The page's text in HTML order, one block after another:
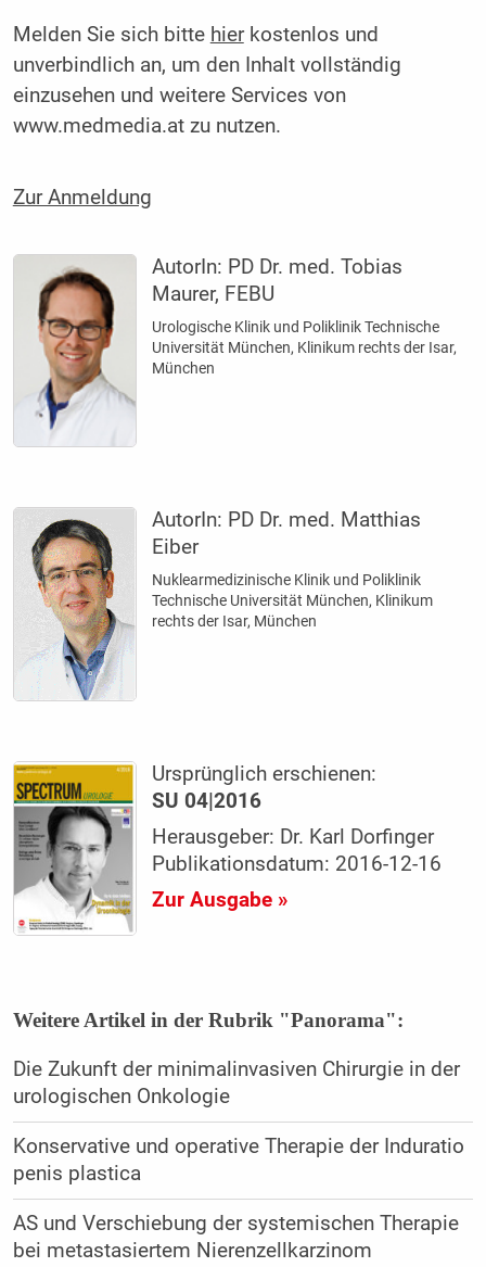
Melden Sie sich bitte hierkostenlos und
unverbindlich an, um den Inhalt vollständig
einzusehen und weitere Services von
www.medmedia.at zu nutzen.
Zur Anmeldung
AutorIn: PD Dr. med. Tobias
Maurer, FEBU
Urologische Klinik und Poliklinik Tech­­nische
Universität München, Klinikum rechts der Isar,
München
AutorIn: PD Dr. med. Matthias
Eiber
Nuklearmedizinische Klinik und Poliklinik
Technische Universität München, Klinikum
rechts der Isar, München
Ursprünglich erschienen:
SU 04|2016
Herausgeber: Dr. Karl Dorfinger
Publikationsdatum: 2016-12-16
Zur Ausgabe »
Weitere Artikel in der Rubrik "Panorama":
Die Zukunft der minimalinvasiven Chirurgie in der
urologischen Onkologie
Konservative und operative Therapie der Induratio
penis plastica
AS und Verschiebung der systemischen Therapie
bei metastasiertem Nierenzellkarzinom